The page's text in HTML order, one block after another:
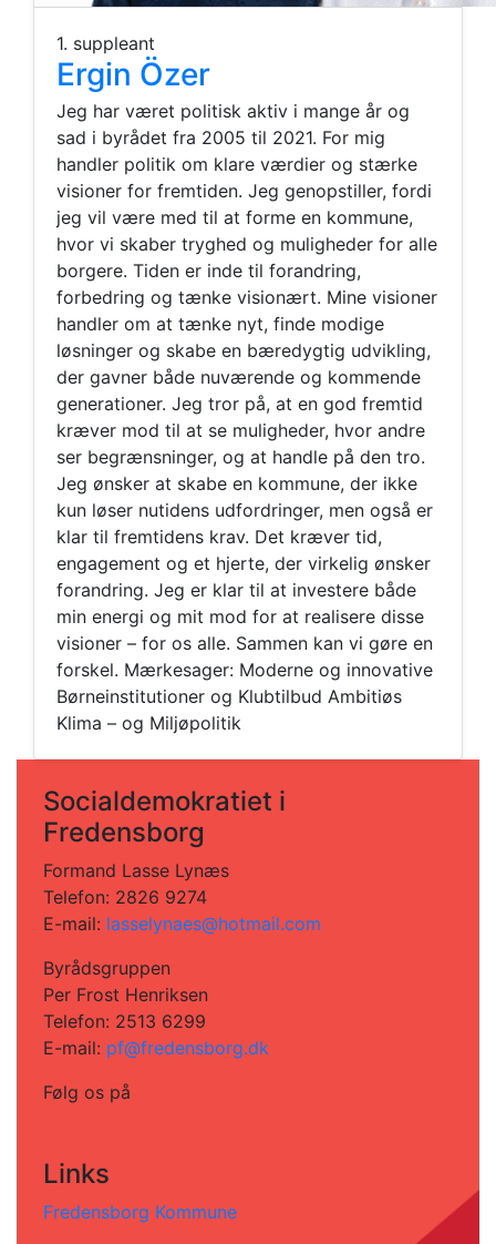
1. suppleant
Ergin Özer
Jeg har været politisk aktiv i mange år og
sad i byrådet fra 2005 til 2021. For mig
handler politik om klare værdier og stærke
visioner for fremtiden. Jeg genopstiller, fordi
jeg vil være med til at forme en kommune,
hvor vi skaber tryghed og muligheder for alle
borgere. Tiden er inde til forandring,
forbedring og tænke visionært. Mine visioner
handler om at tænke nyt, finde modige
løsninger og skabe en bæredygtig udvikling,
der gavner både nuværende og kommende
generationer. Jeg tror på, at en god fremtid
kræver mod til at se muligheder, hvor andre
ser begrænsninger, og at handle på den tro.
Jeg ønsker at skabe en kommune, der ikke
kun løser nutidens udfordringer, men også er
klar til fremtidens krav. Det kræver tid,
engagement og et hjerte, der virkelig ønsker
forandring. Jeg er klar til at investere både
min energi og mit mod for at realisere disse
visioner – for os alle. Sammen kan vi gøre en
forskel. Mærkesager: Moderne og innovative
Børneinstitutioner og Klubtilbud Ambitiøs
Klima – og Miljøpolitik
Socialdemokratiet i
Fredensborg
Formand Lasse Lynæs
Telefon: 2826 9274
E-mail: lasselynaes@hotmail.com
Byrådsgruppen
Per Frost Henriksen
Telefon: 2513 6299
E-mail: pf@fredensborg.dk
Følg os på
Links
Fredensborg Kommune